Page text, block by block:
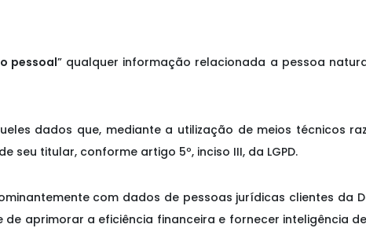
pessoal” qualquer informação relacionada a pessoa
dados que, mediante a utilização de meios técnicos
titular, conforme artigo 5º, inciso III, da LGPD.
com dados de pessoas jurídicas clientes da
aprimorar a eficiência financeira e fornecer inteligência